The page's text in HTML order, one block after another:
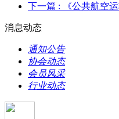
下一篇 : 《公共航空
消息动态
通知公告
协会动态
会员风采
行业动态